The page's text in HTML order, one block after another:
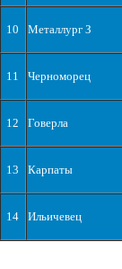
10 Металлург З
11 Черноморец
12 Говерла
13 Карпаты
14 Ильичевец